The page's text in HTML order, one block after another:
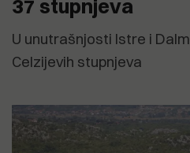
37 stupnjeva
U unutrašnjosti Istre i
Celzijevih stupnjeva